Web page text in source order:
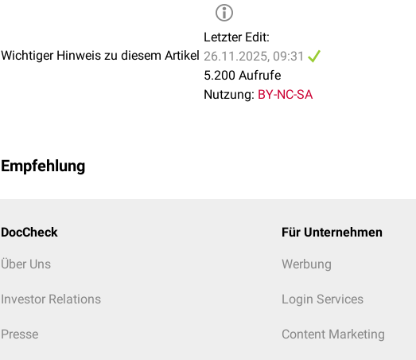
Wichtiger Hinweis zu diesem Artikel
Letzter Edit:
26.11.2025, 09:31
5.200 Aufrufe
Nutzung: BY-NC-SA
Empfehlung
DocCheck
Über Uns
Investor Relations
Presse
Für Unternehmen
Werbung
Login Services
Content Marketing